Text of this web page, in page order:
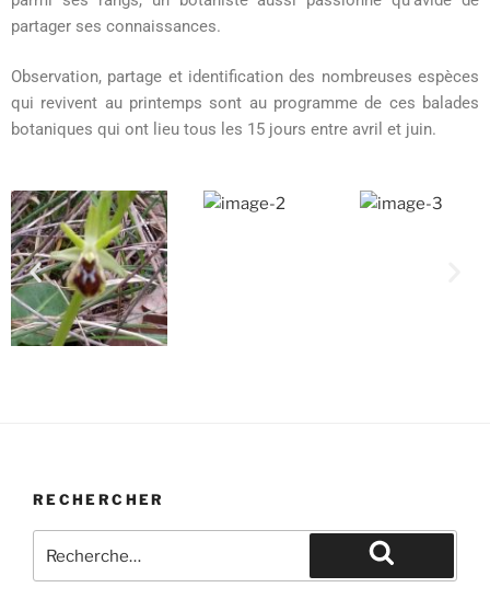
partager ses connaissances.
Observation, partage et identification des nombreuses espèces
qui revivent au printemps sont au programme de ces balades
botaniques qui ont lieu tous les 15 jours entre avril et juin.
RECHERCHER